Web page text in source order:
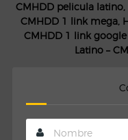
CMHDD pelicula latino,
CMHDD 1 link mega,
CMHDD 1 link
Latino –